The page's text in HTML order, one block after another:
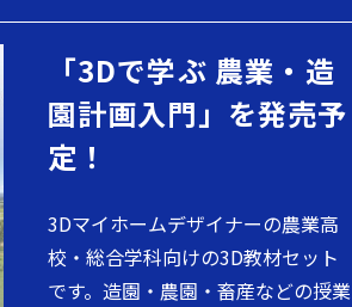
「3Dで学ぶ 農業・造
園計画入門」を発売予
定！
3Dマイホームデザイナーの農業高
校・総合学科向けの3D教材セット
です。造園・農園・畜産などの授業